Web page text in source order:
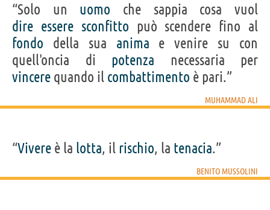
“Solo un uomo che sappia cosa vuol
dire essere sconfitto può scendere fino al
fondo della sua anima e venire su con
quell'oncia di potenza necessaria per
vincere quando il combattimento è pari.”
MUHAMMAD ALI
“Vivere è la lotta, il rischio, la tenacia.”
BENITO MUSSOLINI